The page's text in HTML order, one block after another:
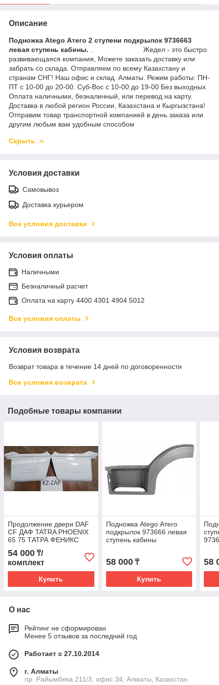
Описание
Подножка Atego Атего 2 ступени подкрылок 9736663
левая ступень кабины.
. Жедел - это быстро
развивающаяся компания, Можете заказать доставку или
забрать со склада. Отправляем по всему Казахстану и
странам СНГ! Наш офис и склад. Алматы. Режим работы: ПН-
ПТ с 10-00 до 20-00. Суб-Вос с 10-00 до 19-00 Без выходных
Оплата наличными, безналичный, или перевод на карту.
Доставка в любой регион России, Казахстана и Кыргызстана!
Отправим товар транспортной компанией в день заказа или
другим любым вам удобным способом
Скрыть
Условия доставки
Самовывоз
Доставка курьером
Все условия доставки
Условия оплаты
Наличными
Безналичный расчет
Оплата на карту 4400 4301 4904 5012
Все условия оплаты
Условия возврата
Возврат товара в течение 14 дней по договоренности
Все условия возврата
Подобные товары компании
Продолжение двери DAF
CF ДАФ TATRA PHOENIX
65 75 ТАТРА ФЕНИКС
Накладка нижняя часть
двери
54 000 ₸/
комплект
Купить
Подножка Atego Атего
подкрылок 973666 левая
ступень кабины
58 000₸
Купить
58
О нас
Рейтинг не сформирован
Менее 5 отзывов за последний год
Работает с 27.10.2014
г. Алматы
пр. Райымбека 211/3, офис 34, Алматы, Казахстан